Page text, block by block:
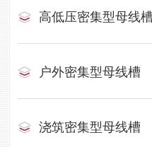
高低压密集型母线
户外密集型母线槽
浇筑密集型母线槽